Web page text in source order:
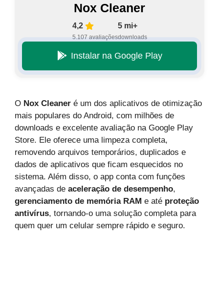
Nox Cleaner
4,2
5.107 avaliações
5 mi+
downloads
Instalar na Google Play
O Nox Cleaner é um dos aplicativos de otimização
mais populares do Android, com milhões de
downloads e excelente avaliação na Google Play
Store. Ele oferece uma limpeza completa,
removendo arquivos temporários, duplicados e
dados de aplicativos que ficam esquecidos no
sistema. Além disso, o app conta com funções
avançadas de aceleração de desempenho,
gerenciamento de memória RAM e até proteção
antivírus, tornando-o uma solução completa para
quem quer um celular sempre rápido e seguro.